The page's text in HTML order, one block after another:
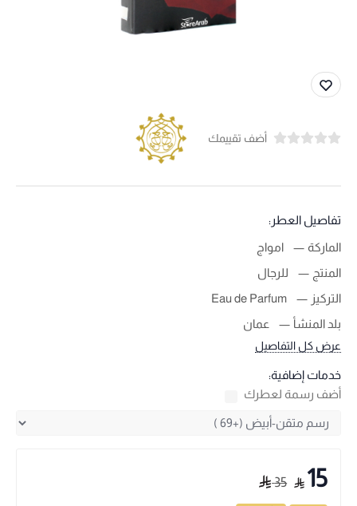
أضف تقييمك
تفاصيل العطر:
الماركة
امواج
المنتج
للرجال
التركيز
Eau de Parfum
بلد المنشأ
عمان
عرض كل التفاصيل
خدمات إضافية:
أضف رسمة لعطرك
15
35